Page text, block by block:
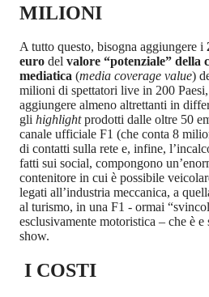
MILIONI
A tutto questo, bisogna aggiungere i
euro del valore “potenziale” della
mediatica (media coverage value)
milioni di spettatori live in 200
aggiungere almeno altrettanti in
gli highlight prodotti dalle oltre 50
canale ufficiale F1 (che conta 8
di contatti sulla rete e, infine,
fatti sui social, compongono
contenitore in cui è possibile
legati all’industria meccanica, a
al turismo, in una F1 - ormai
esclusivamente motoristica – che è
show.
I COSTI